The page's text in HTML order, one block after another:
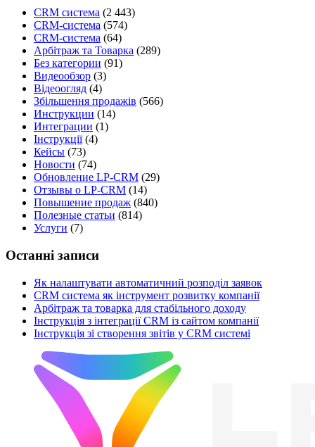
CRM система (2 443)
CRM-система (574)
CRM-система (64)
Арбітраж та Товарка (289)
Без категории (91)
Видеообзор (3)
Відеоогляд (4)
Збільшення продажів (566)
Инструкции (14)
Интеграции (1)
Інструкції(4)
Кейсы (73)
Новости (74)
Обновление LP-CRM (29)
Отзывы о LP-CRM (14)
Повышение продаж (840)
Полезные статьи (814)
Услуги (7)
Останні записи
Як налаштувати автоматичний розподіл заявок
CRM система як інструмент розвитку компанії
Арбітраж та товарка для стабільного доходу
Інструкція з інтеграції CRM із сайтом компанії
Інструкція зі створення звітів у CRM системі